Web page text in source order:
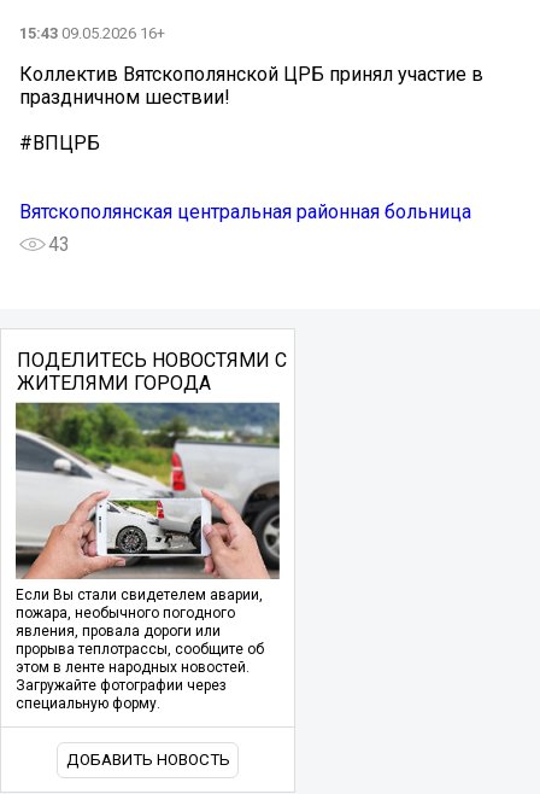
15:43 09.05.2026 16+
Коллектив Вятскополянской ЦРБ принял участие в
праздничном шествии!
#ВПЦРБ
Вятскополянская центральная районная больница
43
ПОДЕЛИТЕСЬ НОВОСТЯМИ С
ЖИТЕЛЯМИ ГОРОДА
Если Вы стали свидетелем аварии,
пожара, необычного погодного
явления, провала дороги или
прорыва теплотрассы, сообщите об
этом в ленте народных новостей.
Загружайте фотографии через
специальную форму.
ДОБАВИТЬ НОВОСТЬ